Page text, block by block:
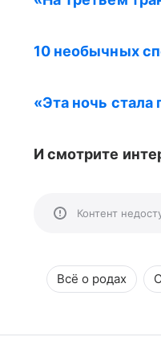
10 необычных
«Эта ночь
И смотрите
Контент
Всё о родах